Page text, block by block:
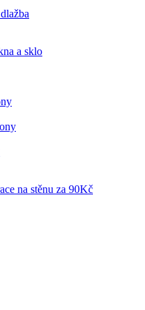
a sklo
na stěnu za 90Kč